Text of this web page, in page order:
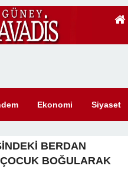
Ekonomi Siyaset
BERDAN
BOĞULARAK